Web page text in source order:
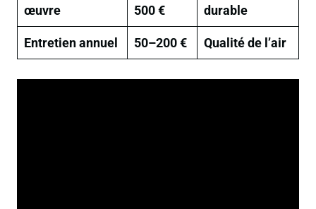
œuvre
500 €
durable
Entretien annuel 50–200 € Qualité de l’air